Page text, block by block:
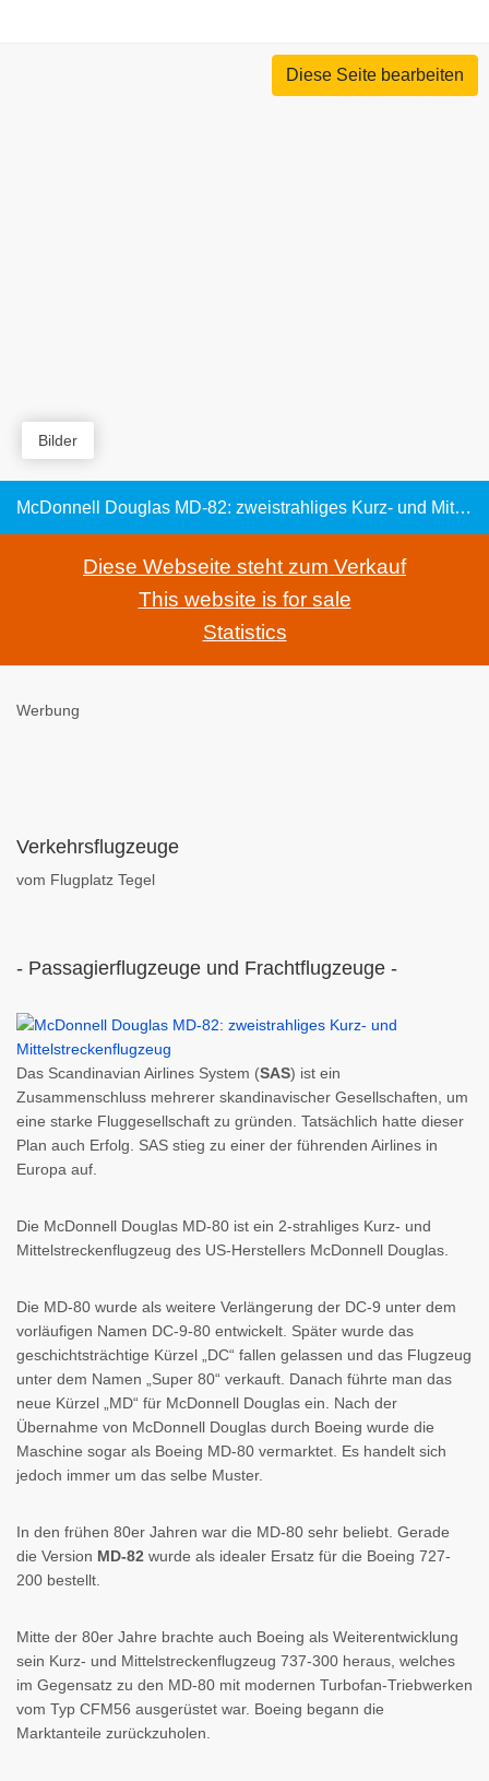
Diese Seite bearbeiten
Bilder
McDonnell Douglas MD-82: zweistrahliges Kurz- und Mittelstreckenflugzeug
Diese Webseite steht zum Verkauf
This website is for sale
Statistics
Werbung
Verkehrsflugzeuge
vom Flugplatz Tegel
- Passagierflugzeuge und Frachtflugzeuge -
Das Scandinavian Airlines System (SAS) ist ein
Zusammenschluss mehrerer skandinavischer Gesellschaften, um
eine starke Fluggesellschaft zu gründen. Tatsächlich hatte dieser
Plan auch Erfolg. SAS stieg zu einer der führenden Airlines in
Europa auf.
Die McDonnell Douglas MD-80 ist ein 2-strahliges Kurz- und
Mittelstreckenflugzeug des US-Herstellers McDonnell Douglas.
Die MD-80 wurde als weitere Verlängerung der DC-9 unter dem
vorläufigen Namen DC-9-80 entwickelt. Später wurde das
geschichtsträchtige Kürzel „DC“ fallen gelassen und das Flugzeug
unter dem Namen „Super 80“ verkauft. Danach führte man das
neue Kürzel „MD“ für McDonnell Douglas ein. Nach der
Übernahme von McDonnell Douglas durch Boeing wurde die
Maschine sogar als Boeing MD-80 vermarktet. Es handelt sich
jedoch immer um das selbe Muster.
In den frühen 80er Jahren war die MD-80 sehr beliebt. Gerade
die Version MD-82 wurde als idealer Ersatz für die Boeing 727-
200 bestellt.
Mitte der 80er Jahre brachte auch Boeing als Weiterentwicklung
sein Kurz- und Mittelstreckenflugzeug 737-300 heraus, welches
im Gegensatz zu den MD-80 mit modernen Turbofan-Triebwerken
vom Typ CFM56 ausgerüstet war. Boeing begann die
Marktanteile zurückzuholen.